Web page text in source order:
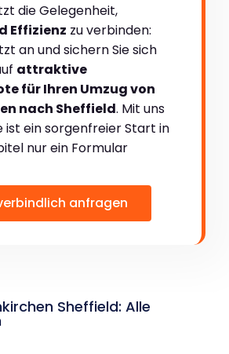
die Gelegenheit,
Effizienz zu verbinden:
an und sichern Sie sich
attraktive
für Ihren Umzug von
nach Sheffield. Mit uns
ist ein sorgenfreier Start in
nur ein Formular
anfragen
Sheffield: Alle